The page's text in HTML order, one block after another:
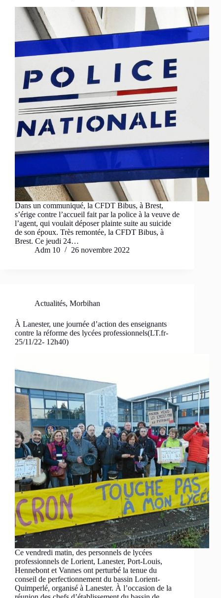
Dans un communiqué, la CFDT Bibus, à Brest,
s’érige contre l’accueil fait par la police à la veuve de
l’agent, qui voulait déposer plainte suite au suicide
de son époux. Très remontée, la CFDT Bibus, à
Brest. Ce jeudi 24…
Adm 10
26 novembre 2022
Actualités, Morbihan
À Lanester, une journée d’action des enseignants
contre la réforme des lycées professionnels(LT.fr-
25/11/22- 12h40)
Ce vendredi matin, des personnels de lycées
professionnels de Lorient, Lanester, Port-Louis,
Hennebont et Vannes ont perturbé la tenue du
conseil de perfectionnement du bassin Lorient-
Quimperlé, organisé à Lanester. À l’occasion de la